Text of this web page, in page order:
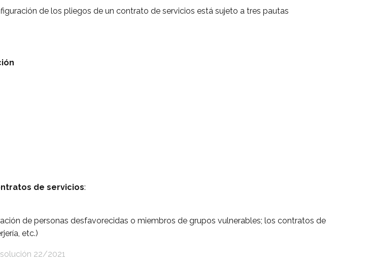
de los pliegos de un contrato de servicios está sujeto a tres pautas
de servicios:
de personas desfavorecidas o miembros de grupos vulnerables; los contratos de
etc.)
22/2021